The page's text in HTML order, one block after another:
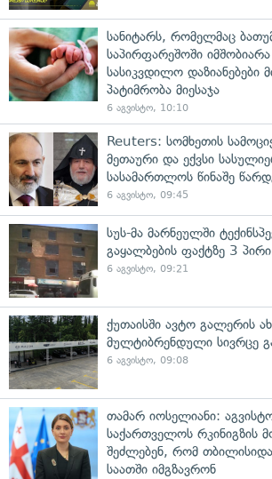
სანიტარს, რომელმაც
საპირფარეშოში
სასიკვდილო დაზიანებები
პატიმრობა მიესაჯა
6 აგვისტო, 10:10
Reuters: სომხეთის
მეთაური და ექვსი
სასამართლოს წინაშე
6 აგვისტო, 09:45
სუს-მა მარნეულში
გაყალბების ფაქტზე 3
6 აგვისტო, 09:21
ქუთაისში ავტო გალერის
მულტიბრენდული სივრცე
6 აგვისტო, 09:08
თამარ იოსელიანი:
საქართველოს რკინიგზის
შეძლებენ, რომ
საათში იმგზავრონ